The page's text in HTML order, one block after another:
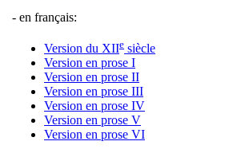
- en français:
Version du XIIe siècle
Version en prose I
Version en prose II
Version en prose III
Version en prose IV
Version en prose V
Version en prose VI